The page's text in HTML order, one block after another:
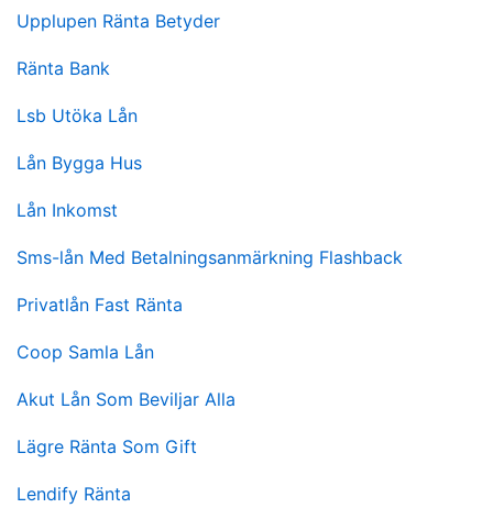
Upplupen Ränta Betyder
Ränta Bank
Lsb Utöka Lån
Lån Bygga Hus
Lån Inkomst
Sms-lån Med Betalningsanmärkning Flashback
Privatlån Fast Ränta
Coop Samla Lån
Akut Lån Som Beviljar Alla
Lägre Ränta Som Gift
Lendify Ränta